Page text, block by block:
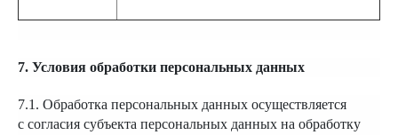
7. Условия обработки персональных данных
7.1. Обработка персональных данных осуществляется
с согласия субъекта персональных данных на обработку